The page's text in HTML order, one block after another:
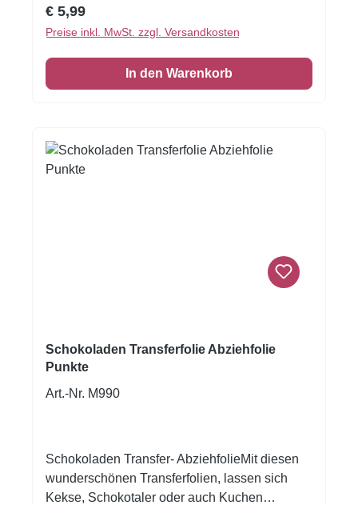
Sie die Schokolade, streichen Sie die
Schokolade auf die Transferfolie, eventuell mit
einer Aufstreichmatte und lassen Sie diese fest
werden. Folie zum Schluss vorsichtig
Regulärer Preis:
€ 5,99
Preise inkl. MwSt. zzgl. Versandkosten
In den Warenkorb
Schokoladen Transferfolie Abziehfolie
Punkte
Art.-Nr. M990
Schokoladen Transfer- AbziehfolieMit diesen
wunderschönen Transferfolien, lassen sich
Kekse, Schokotaler oder auch Kuchen